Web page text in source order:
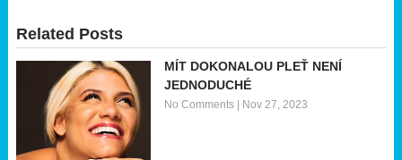
Related Posts
MÍT DOKONALOU PLEŤ NENÍ
JEDNODUCHÉ
No Comments| Nov 27, 2023